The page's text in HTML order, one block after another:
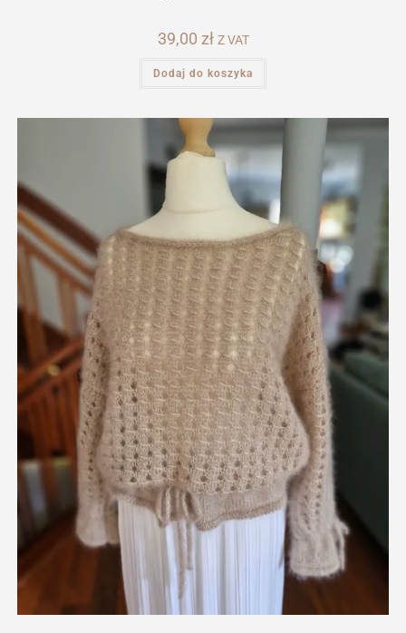
39,00 zł Z VAT
Dodaj do koszyka